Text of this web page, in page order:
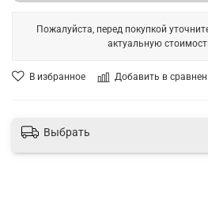
В избранное Добавить в
Пожалуйста, перед покупкой
актуальную
Выбрать